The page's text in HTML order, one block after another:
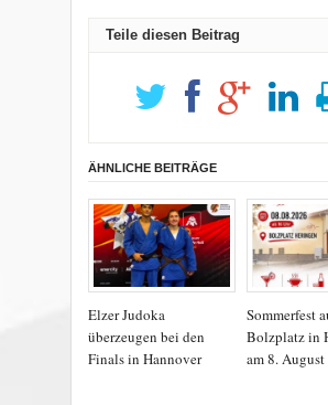
Teile diesen Beitrag
ÄHNLICHE BEITRÄGE
Elzer Judoka
überzeugen bei den
Finals in Hannover
Sommerfest
Bolzplatz in
am 8. August